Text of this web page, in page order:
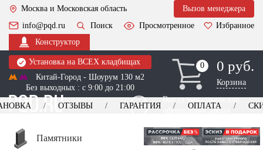
Москва и Московская область
Вызов менеджера
info@pqd.ru
Поиск Просмотренное
Избранное
Конструктор
Установка на ВСЕХ кладбищах
Китай-Город - Шоурум 130 м2
Без выходных : с 9:00 до 21:00
0
0 0 руб.
Корзина
Выезд менеджера для
оформления заказа
+7 (495) 518-44-23
ОТЗЫВЫ ГАРАНТИЯ ОПЛАТА
Памятники